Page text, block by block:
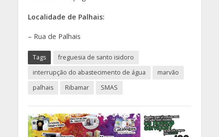
Localidade de Palhais:
– Rua de Palhais
Tags
freguesia de santo isidoro
interrupção do abastecimento de água
marvão
palhais
Ribamar SMAS